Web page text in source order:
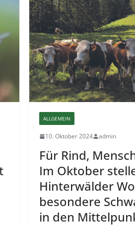
ALLGEMEIN
10. Oktober 2024 admin
Für Rind,
Im Oktober
Hinterwälder
besondere
in den